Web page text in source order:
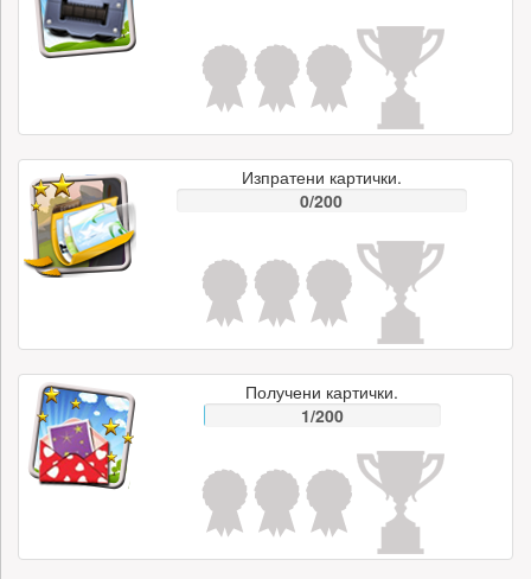
Изпратени картички.
0/200
Получени картички.
1/200